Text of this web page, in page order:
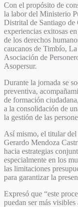
Con el propósito de
la labor del Ministerio
Distrital de Santiago de
experiencias exitosas
de los derechos
caucanos de Timbío,
Asociación de
Asopersur.
Durante la jornada se
preventiva,
de formación
a la consolidación de
la gestión de las
Así mismo, el titular del
Gerardo Mendoza
hacia estrategias
especialmente en los
las limitaciones
para garantizar la
Expresó que “este
puedan ser más